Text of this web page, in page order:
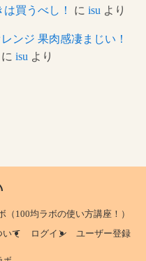
買うべし！ にisu より
ンジ 果肉感凄まじい！
にisu より
100均ラボの使い方講座！）
いて ログイン ユーザー登録